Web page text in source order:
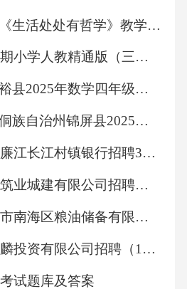
高中思想政治《生活处处有哲学》教学实践
2026年秋季学期小学人教精通版（三起）（新教材） 英语六年级上册教学计划含进度表
齐齐哈尔市富裕县2025年数学四年级下学期期末学业质量监测试题（含答案）
黔东南南苗族侗族自治州锦屏县2025届数学三年级下学期期末考试模拟试题（含解析）
2025广东湛江廉江长江村镇银行招聘3人笔试历年典型考题及考点剖析附带答案详解
2025广东广州筑业城建有限公司招聘人员（第二批）笔试人员及安排笔试历年备考题库附带答案详解
2025广东佛山市南海区粮油储备有限公司招聘2人笔试历年常考点试题专练附带答案详解
2025年西安金麟投资有限公司招聘（12人）笔试历年典型考点题库附带答案详解
试题库及答案